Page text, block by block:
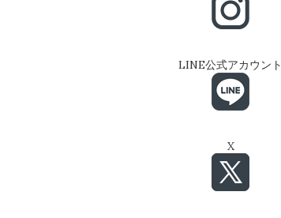
LINE公式アカウント
X